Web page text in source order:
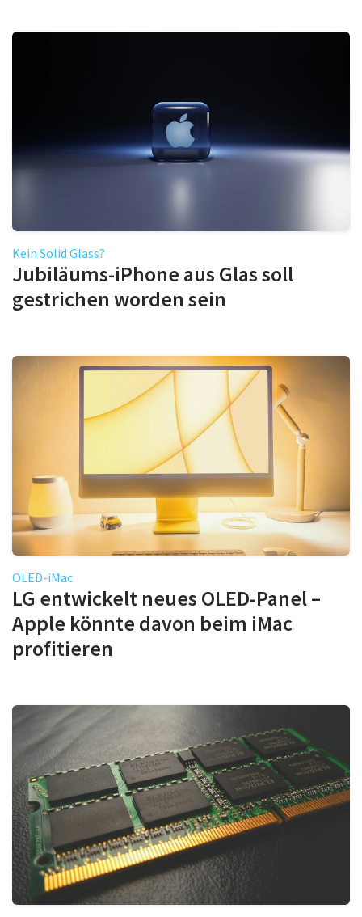
Kein Solid Glass?
Jubiläums-iPhone aus Glas soll
gestrichen worden sein
OLED-iMac
LG entwickelt neues OLED-Panel –
Apple könnte davon beim iMac
profitieren